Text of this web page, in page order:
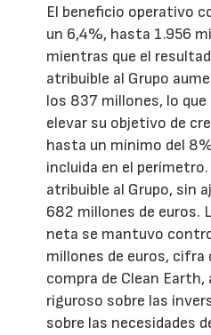
El beneficio operativo
un 6,4%, hasta 1.956
mientras que el
atribuible al Grupo
los 837 millones, lo que
elevar su objetivo de
hasta un mínimo del
incluida en el
atribuible al Grupo, sin
682 millones de euros.
neta se mantuvo
millones de euros, cifra
compra de Clean
riguroso sobre las
sobre las necesidades